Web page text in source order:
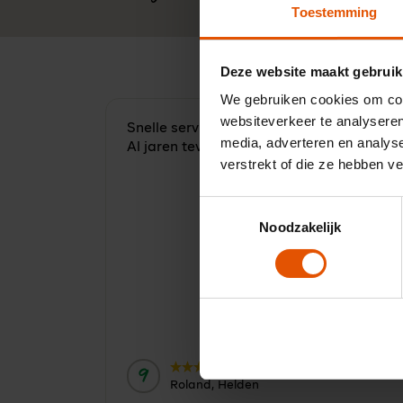
Toestemming
Deze website maakt
We gebruiken cookies om
websiteverkeer te
media, adverteren en
verstrekt of die ze hebben
Noodzakelijk
Snelle service, accuraat en behulpzaam.
Al jaren tevreden over LeaseLinq
9 Door:
Roland, Helden